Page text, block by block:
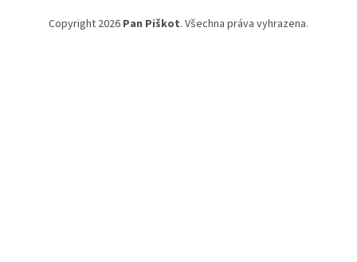
Copyright 2026 Pan Piškot. Všechna práva vyhrazena.